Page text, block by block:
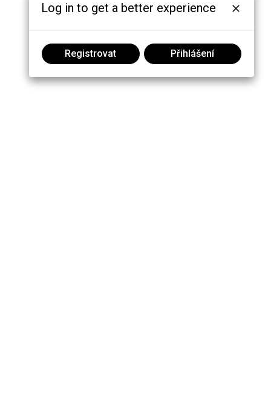
Log in to get a better experience
Registrovat Přihlášení